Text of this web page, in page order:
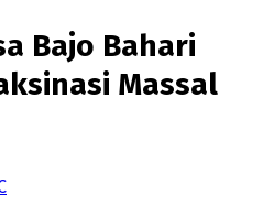
Bajo Bahari
Massal